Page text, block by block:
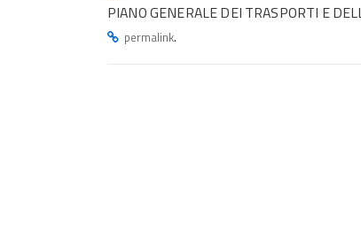
PIANO GENERALE DEI TRASPORTI E
permalink.